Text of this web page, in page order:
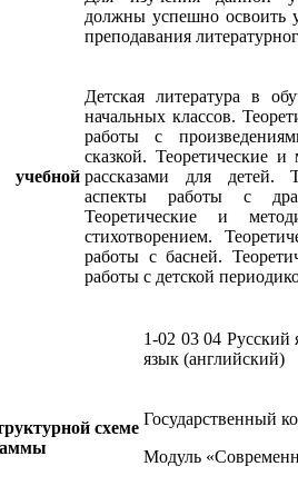
должны успешно освоить
преподавания
учебной
Детская литература в
начальных классов.
работы с
сказкой. Теоретические
рассказами для детей.
аспекты работы с
Теоретические и
стихотворением.
работы с басней.
работы с детской
1-02 03 04 Русский
язык (английский)
схеме Государственный
Модуль